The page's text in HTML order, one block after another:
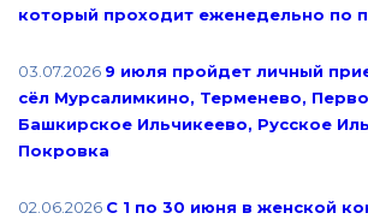
который проходит еженедельно по
03.07.2026 9 июля пройдет личный
сёл Мурсалимкино, Терменево,
Башкирское Ильчикеево, Русское
Покровка
02.06.2026 С 1 по 30 июня в женской